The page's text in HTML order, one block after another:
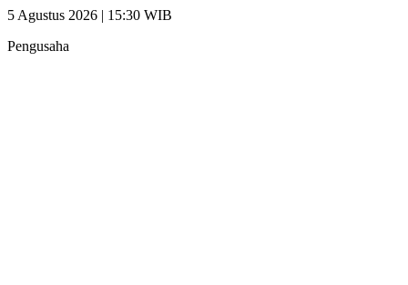
5 Agustus 2026 | 15:30 WIB
Pengusaha